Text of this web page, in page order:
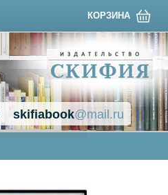
КОРЗИНА
skifiabook@mail.ru